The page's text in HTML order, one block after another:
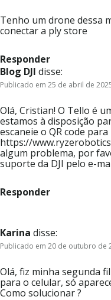
Tenho um drone dessa
conectar a ply store
Responder
Blog DJI disse:
Publicado em 25 de abril de
Olá, Cristian! O Tello é
estamos à disposição
escaneie o QR code
https://
algum problema, por
suporte da DJI pelo e-
Responder
Karina disse:
Publicado em 20 de outubro de
Olá, fiz minha segunda
para o celular, só
Como solucionar ?